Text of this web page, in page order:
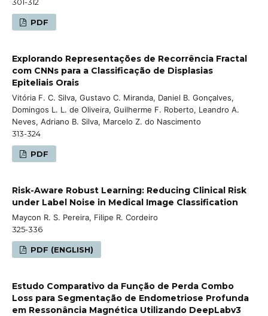
PDF
Explorando Representações de Recorrência Fractal
com CNNs para a Classificação de Displasias
Epiteliais Orais
Vitória F. C. Silva, Gustavo C. Miranda, Daniel B. Gonçalves,
Domingos L. L. de Oliveira, Guilherme F. Roberto, Leandro A.
Neves, Adriano B. Silva, Marcelo Z. do Nascimento
313-324
PDF
Risk-Aware Robust Learning: Reducing Clinical Risk
under Label Noise in Medical Image Classification
Maycon R. S. Pereira, Filipe R. Cordeiro
325-336
PDF (ENGLISH)
Estudo Comparativo da Função de Perda Combo
Loss para Segmentação de Endometriose Profunda
em Ressonância Magnética Utilizando DeepLabv3